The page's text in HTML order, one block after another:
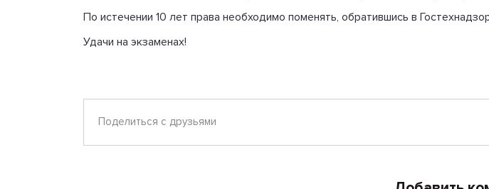
По истечении 10 лет права необходимо поменять, обратившись в
Удачи на экзаменах!
Поделиться с друзьями